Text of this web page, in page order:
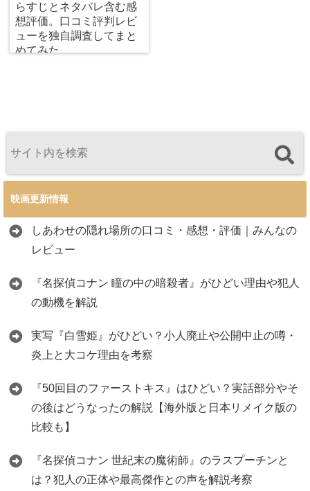
らすじとネタバレ含む感
想評価。口コミ評判レビ
ューを独自調査してまと
めてみた。
映画更新情報
しあわせの隠れ場所の口コミ・感想・評価｜みんなの
レビュー
『名探偵コナン 瞳の中の暗殺者』がひどい理由や犯人
の動機を解説
実写『白雪姫』がひどい？小人廃止や公開中止の噂・
炎上と大コケ理由を考察
『50回目のファーストキス』はひどい？実話部分やそ
の後はどうなったの解説【海外版と日本リメイク版の
比較も】
『名探偵コナン 世紀末の魔術師』のラスプーチンと
は？犯人の正体や最高傑作との声を解説考察